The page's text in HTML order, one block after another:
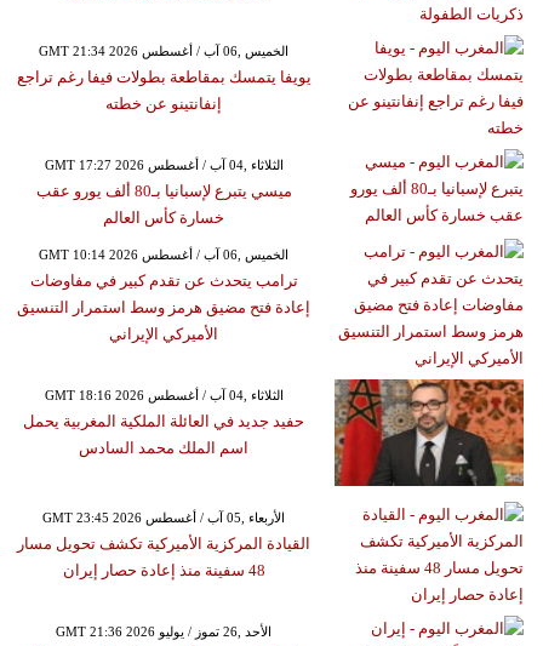
GMT 21:34 2026 الخميس ,06 آب / أغسطس
يويفا يتمسك بمقاطعة بطولات فيفا رغم تراجع
إنفانتينو عن خطته
GMT 17:27 2026 الثلاثاء ,04 آب / أغسطس
ميسي يتبرع لإسبانيا بـ80 ألف يورو عقب
خسارة كأس العالم
GMT 10:14 2026 الخميس ,06 آب / أغسطس
ترامب يتحدث عن تقدم كبير في مفاوضات
إعادة فتح مضيق هرمز وسط استمرار التنسيق
الأميركي الإيراني
GMT 18:16 2026 الثلاثاء ,04 آب / أغسطس
حفيد جديد في العائلة الملكية المغربية يحمل
اسم الملك محمد السادس
GMT 23:45 2026 الأربعاء ,05 آب / أغسطس
القيادة المركزية الأميركية تكشف تحويل مسار
48 سفينة منذ إعادة حصار إيران
GMT 21:36 2026 الأحد ,26 تموز / يوليو